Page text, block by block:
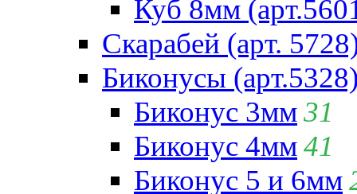
Куб 8мм
Скарабей (арт.
Биконусы
Биконус 3мм31
Биконус 4мм41
Биконус 5 и 6мм